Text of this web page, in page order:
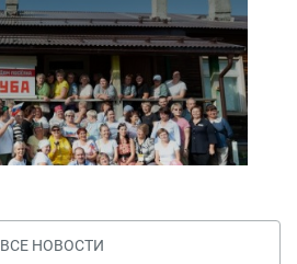
ВСЕ НОВОСТИ